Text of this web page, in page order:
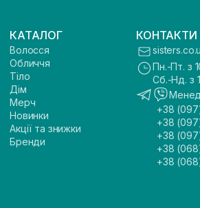
КАТАЛОГ
Волосся
Обличчя
Тіло
Дім
Мерч
Новинки
Акції та знижки
Бренди
КОНТАКТИ
Пн.-Пт. з
Сб.-Нд. з
+38
+38
+38
+38
+38